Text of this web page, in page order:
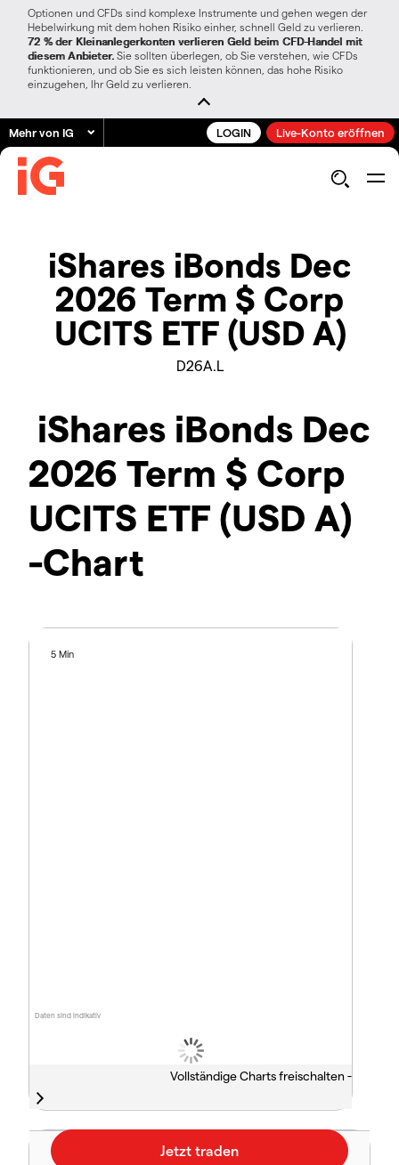
Optionen und CFDs sind komplexe Instrumente und gehen wegen der
Hebelwirkung mit dem hohen Risiko einher, schnell Geld zu verlieren.
72 % der Kleinanlegerkonten verlieren Geld beim CFD-Handel mit
diesem Anbieter. Sie sollten überlegen, ob Sie verstehen, wie CFDs
funktionieren, und ob Sie es sich leisten können, das hohe Risiko
einzugehen, Ihr Geld zu verlieren.
Mehr von IG LOGIN Live-Konto eröffnen
iShares iBonds Dec
2026 Term $ Corp
UCITS ETF (USD A)
D26A.L
iShares iBonds Dec
2026 Term $ Corp
UCITS ETF (USD A)
-Chart
Daten sind indikativ
5 Min
Vollständige Charts freischalten -